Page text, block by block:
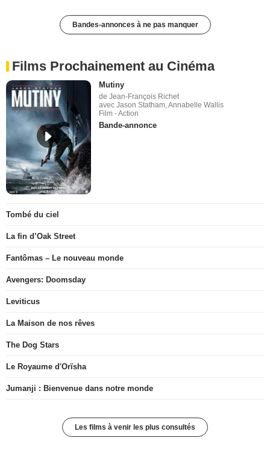
Bandes-annonces à ne pas manquer
Films Prochainement au Cinéma
Mutiny
de Jean-François Richet
avec Jason Statham, Annabelle Wallis
Film - Action
Bande-annonce
Tombé du ciel
La fin d’Oak Street
Fantômas – Le nouveau monde
Avengers: Doomsday
Leviticus
La Maison de nos rêves
The Dog Stars
Le Royaume d'Orïsha
Jumanji : Bienvenue dans notre monde
Les films à venir les plus consultés